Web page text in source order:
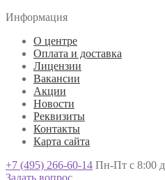
Информация
О центре
Оплата и доставка
Лицензии
Вакансии
Акции
Новости
Реквизиты
Контакты
Карта сайта
+7 (495) 266-60-14 Пн-Пт с 8:00
Задать вопрос